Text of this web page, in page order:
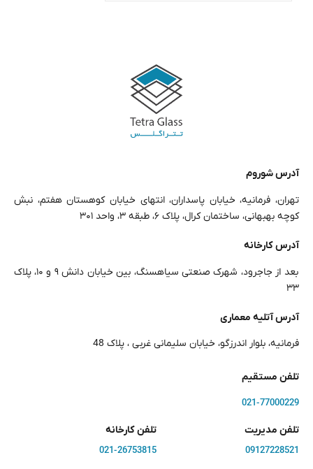
آدرس شوروم
تهران، فرمانیه، خیابان پاسداران، انتهای خیابان کوهستان هفتم، نبش
کوچه بهبهانی، ساختمان کرال، پلاک ۶، طبقه ۳، واحد ۳۰۱
آدرس کارخانه
بعد از جاجرود، شهرک صنعتی سیاهسنگ، بین خیابان دانش ۹ و ۱۰، پلاک
۳۳
آدرس آتلیه معماری
فرمانیه، بلوار اندرزگو، خیابان سلیمانی غربی ، پلاک 48
تلفن مستقیم
021-77000229
تلفن مدیریت
09127228521
تلفن کارخانه
021-26753815